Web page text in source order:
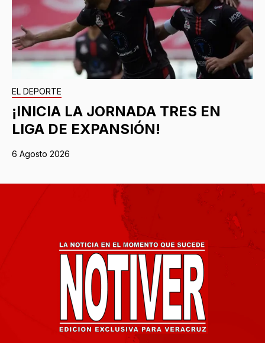
EL DEPORTE
¡INICIA LA JORNADA TRES EN
LIGA DE EXPANSIÓN!
6 Agosto 2026